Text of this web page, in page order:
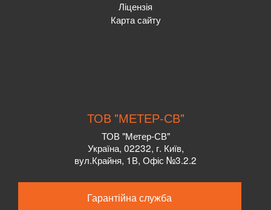
Ліцензія
Карта сайту
ТОВ "МЕТЕР-СВ"
ТОВ "Метер-СВ"
Україна, 02232, г. Київ,
вул.Крайня, 1В, Офіс №3.2.2
Гарантійна служба